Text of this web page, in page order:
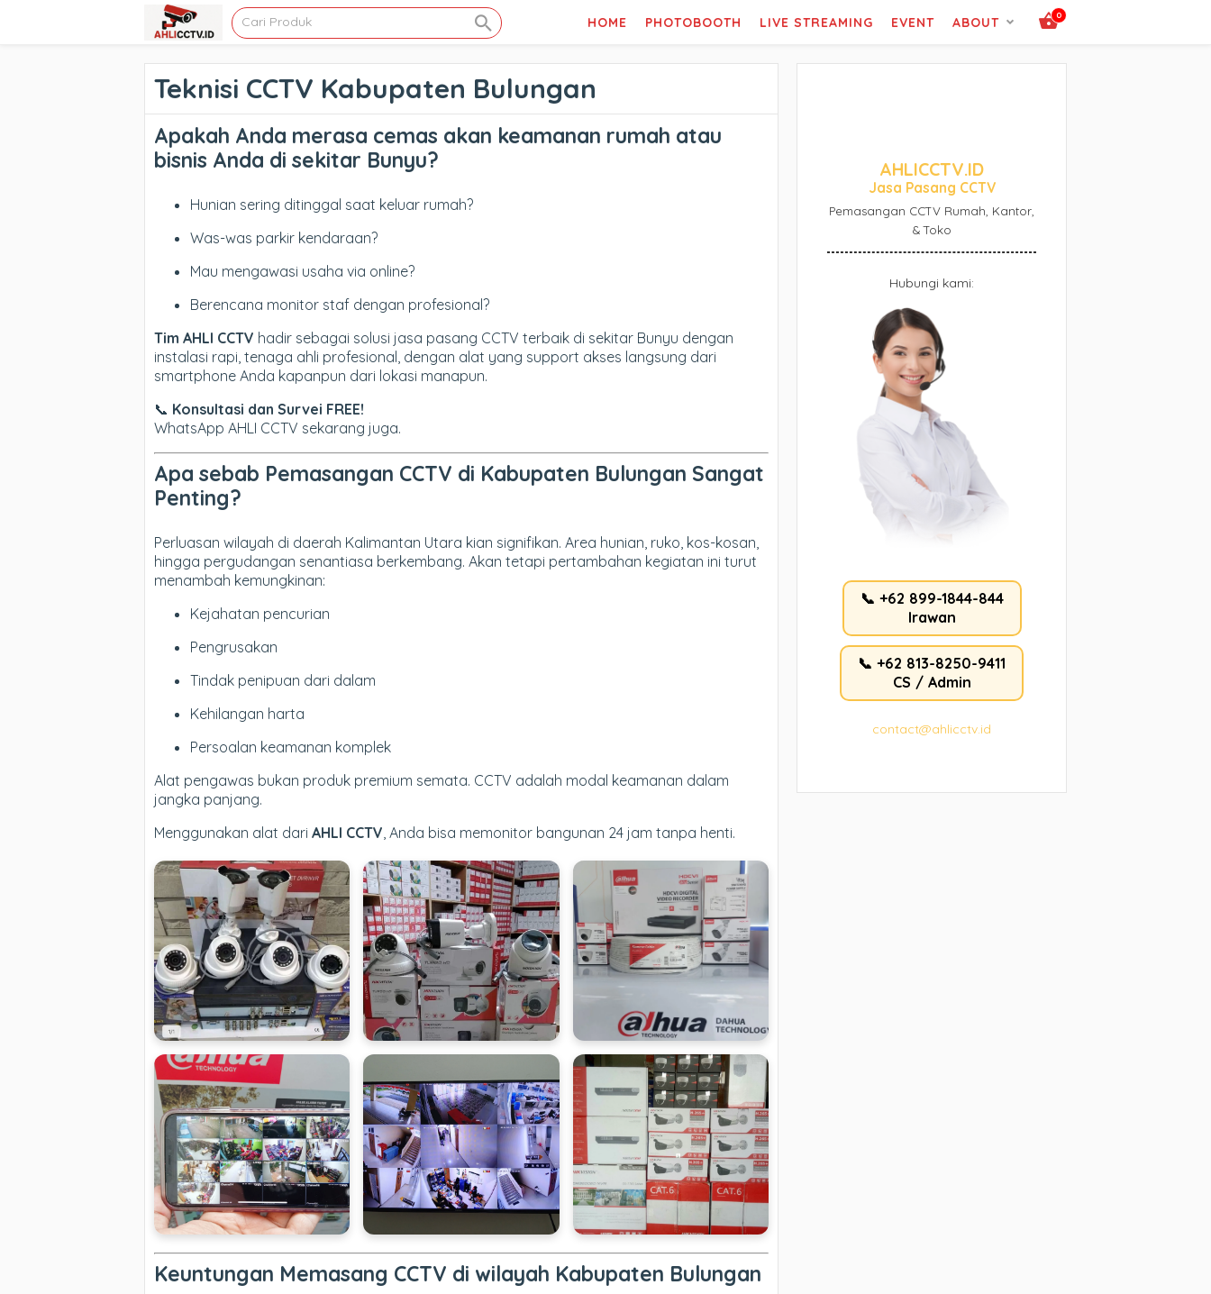
0
HOME PHOTOBOOTH LIVE STREAMING EVENT ABOUT
Teknisi CCTV Kabupaten Bulungan
Apakah Anda merasa cemas akan keamanan rumah atau
bisnis Anda di sekitar Bunyu?
Hunian sering ditinggal saat keluar rumah?
Was-was parkir kendaraan?
Mau mengawasi usaha via online?
Berencana monitor staf dengan profesional?
Tim AHLI CCTV hadir sebagai solusi jasa pasang CCTV terbaik di sekitar Bunyu dengan
instalasi rapi, tenaga ahli profesional, dengan alat yang support akses langsung dari
smartphone Anda kapanpun dari lokasi manapun.
📞 Konsultasi dan Survei FREE!
WhatsApp AHLI CCTV sekarang juga.
Apa sebab Pemasangan CCTV di Kabupaten Bulungan Sangat
Penting?
Perluasan wilayah di daerah Kalimantan Utara kian signifikan. Area hunian, ruko, kos-kosan,
hingga pergudangan senantiasa berkembang. Akan tetapi pertambahan kegiatan ini turut
menambah kemungkinan:
Kejahatan pencurian
Pengrusakan
Tindak penipuan dari dalam
Kehilangan harta
Persoalan keamanan komplek
Alat pengawas bukan produk premium semata. CCTV adalah modal keamanan dalam
jangka panjang.
Menggunakan alat dari AHLI CCTV, Anda bisa memonitor bangunan 24 jam tanpa henti.
Keuntungan Memasang CCTV di wilayah Kabupaten Bulungan
AHLICCTV.ID
Jasa Pasang CCTV
Pemasangan CCTV Rumah, Kantor,
& Toko
Hubungi kami:
📞 +62 899-1844-844
Irawan
📞 +62 813-8250-9411
CS / Admin
contact@ahlicctv.id